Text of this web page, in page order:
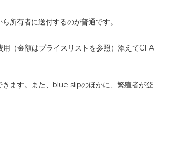
所有者に送付するのが普通です。
（金額はプライスリストを参照）添えてCFA
ます。また、blue slipのほかに、繁殖者が登